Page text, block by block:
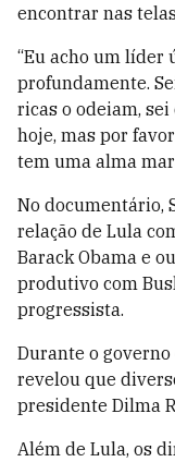
encontrar nas
“Eu acho um líder
profundamente.
ricas o odeiam,
hoje, mas por
tem uma alma
No documentário,
relação de Lula
Barack Obama e
produtivo com
progressista.
Durante o
revelou que
presidente Dilma
Além de Lula, os